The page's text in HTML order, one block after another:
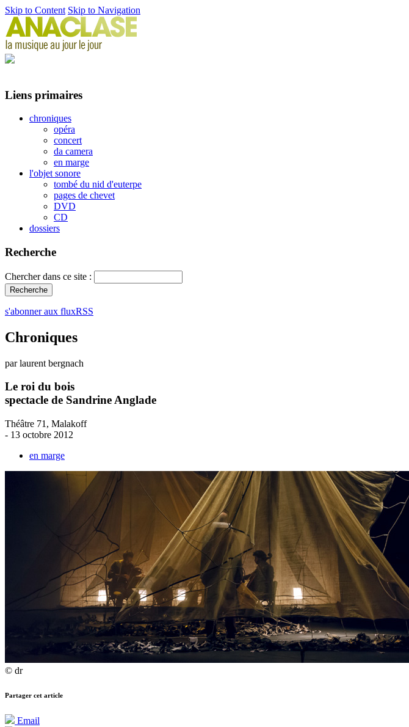
Skip to Content Skip to Navigation
Liens primaires
chroniques
opéra
concert
da camera
en marge
l'objet sonore
tombé du nid d'euterpe
pages de chevet
DVD
CD
dossiers
Recherche
Chercher dans ce site :
s'abonner aux fluxRSS
Chroniques
par laurent bergnach
Le roi du bois
spectacle de Sandrine Anglade
Théâtre 71, Malakoff
- 13 octobre 2012
en marge
© dr
Partager cet article
Email